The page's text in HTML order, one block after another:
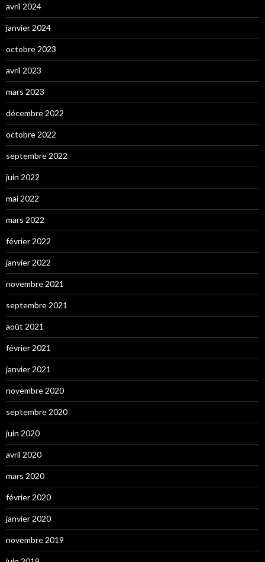
avril 2024
janvier 2024
octobre 2023
avril 2023
mars 2023
décembre 2022
octobre 2022
septembre 2022
juin 2022
mai 2022
mars 2022
février 2022
janvier 2022
novembre 2021
septembre 2021
août 2021
février 2021
janvier 2021
novembre 2020
septembre 2020
juin 2020
avril 2020
mars 2020
février 2020
janvier 2020
novembre 2019